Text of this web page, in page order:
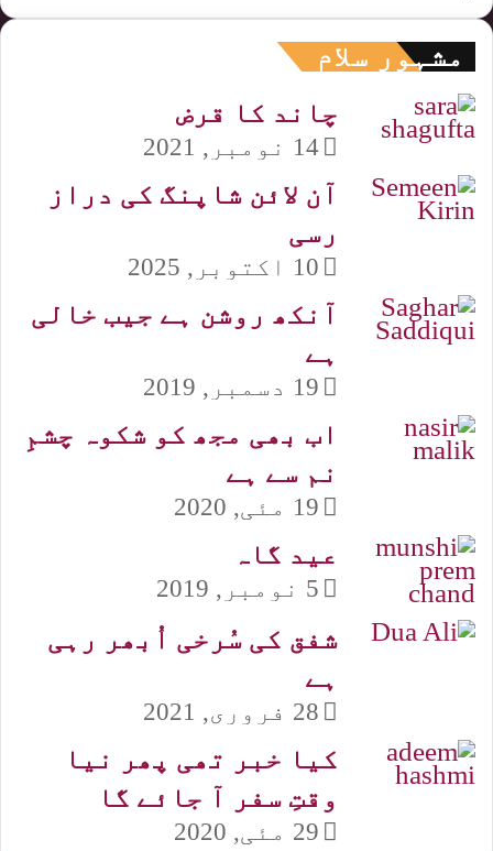
مشہور سلام
چاند کا قرض
14 نومبر, 2021
آن لائن شاپنگ کی دراز
رسی
10 اکتوبر, 2025
آنکھ روشن ہے جیب خالی
ہے
19 دسمبر, 2019
اب بھی مجھ کو شکوہ چشمِ
نم سے ہے
19 مئی, 2020
عید گاہ
5 نومبر, 2019
شفق کی سُرخی اُبھر رہی
ہے
28 فروری, 2021
کیا خبر تھی پھر نیا
وقتِ سفر آ جائے گا
29 مئی, 2020